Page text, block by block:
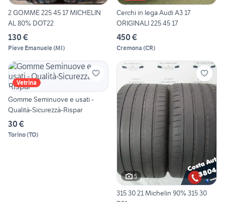
2 GOMME 225 45 17 MICHELIN
AL 80% DOT22
130 €
Pieve Emanuele(MI)
Cerchi in lega Audi A3 17
ORIGINALI 225 45 17
450 €
Cremona (CR)
Vetrina
Gomme Seminuove e usati -
Qualità-Sicurezzà-Rispar
30 €
Torino(TO)
5
315 30 21 Michelin 90% 315 30